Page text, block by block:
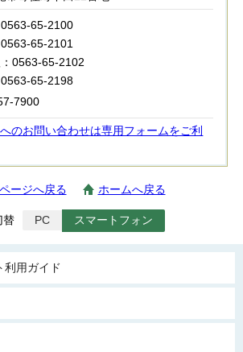
0563-65-2100
65-2101
0563-65-2102
65-2198
7900
のお問い合わせは専用フォームをご利
ージへ戻る ホームへ戻る
替 PC スマートフォン
利用ガイド